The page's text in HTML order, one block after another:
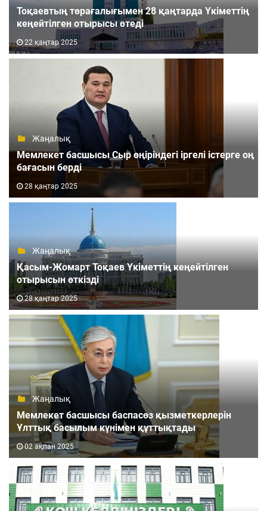
Тоқаевтың төрағалығымен 28 қаңтарда Үкіметтің
кеңейтілген отырысы өтеді
22 қаңтар 2025
Жаңалық
Мемлекет басшысы Сыр өңіріндегі іргелі істерге оң
бағасын берді
28 қаңтар 2025
Жаңалық
Қасым-Жомарт Тоқаев Үкіметтің кеңейтілген
отырысын өткізді
28 қаңтар 2025
Жаңалық
Мемлекет басшысы баспасөз қызметкерлерін
Ұлттық басылым күнімен құттықтады
02 ақпан 2025